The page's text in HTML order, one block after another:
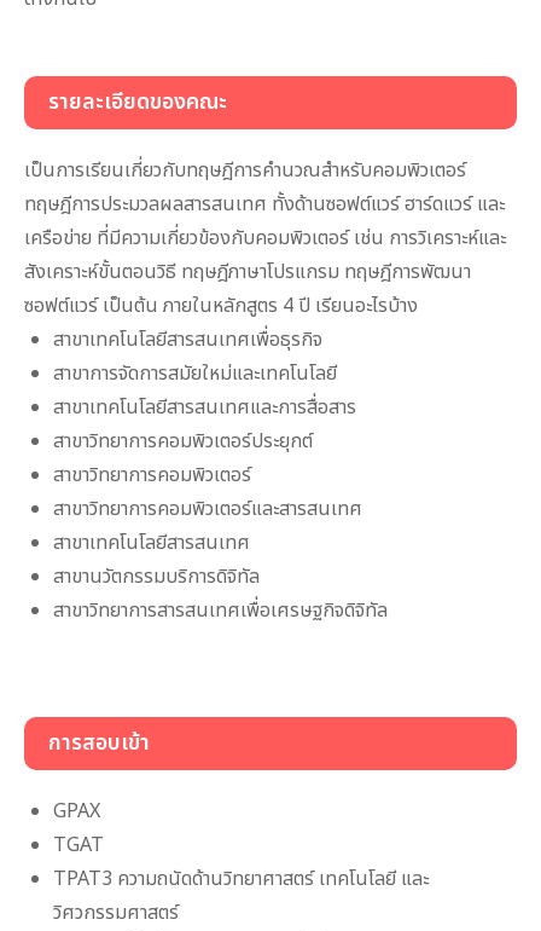
รายละเอียดของคณะ
เป็นการเรียนเกี่ยวกับทฤษฎีการคำนวณสำหรับคอมพิวเตอร์
ทฤษฎีการประมวลผลสารสนเทศ ทั้งด้านซอฟต์แวร์ ฮาร์ดแวร์ และ
เครือข่าย ที่มีความเกี่ยวข้องกับคอมพิวเตอร์ เช่น การวิเคราะห์และ
สังเคราะห์ขั้นตอนวิธี ทฤษฎีภาษาโปรแกรม ทฤษฎีการพัฒนา
ซอฟต์แวร์ เป็นต้น ภายในหลักสูตร 4 ปี เรียนอะไรบ้าง
สาขาเทคโนโลยีสารสนเทศเพื่อธุรกิจ
สาขาการจัดการสมัยใหม่และเทคโนโลยี
สาขาเทคโนโลยีสารสนเทศและการสื่อสาร
สาขาวิทยาการคอมพิวเตอร์ประยุกต์
สาขาวิทยาการคอมพิวเตอร์
สาขาวิทยาการคอมพิวเตอร์และสารสนเทศ
สาขาเทคโนโลยีสารสนเทศ
สาขานวัตกรรมบริการดิจิทัล
สาขาวิทยาการสารสนเทศเพื่อเศรษฐกิจดิจิทัล
การสอบเข้า
GPAX
TGAT
TPAT3 ความถนัดด้านวิทยาศาสตร์ เทคโนโลยี และ
วิศวกรรมศาสตร์